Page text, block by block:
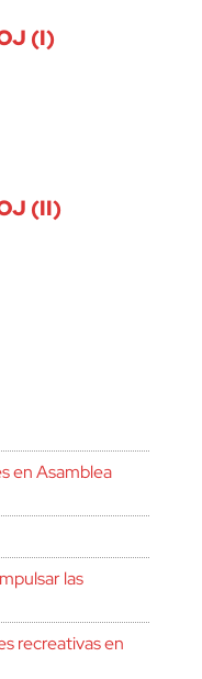
(I)
(II)
en Asamblea
las
recreativas en